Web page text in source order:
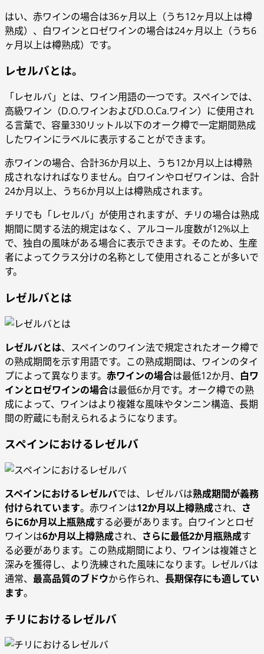
はい、赤ワインの場合は36ヶ月以上（うち12ヶ月以上は樽
熟成）、白ワインとロゼワインの場合は24ヶ月以上（うち6
ヶ月以上は樽熟成）です。
レセルバとは。
「レセルバ」とは、ワイン用語の一つです。スペインでは、
高級ワイン（D.O.ワインおよびD.O.Ca.ワイン）に使用され
る言葉で、容量330リットル以下のオーク樽で一定期間熟成
したワインにラベルに表示することができます。
赤ワインの場合、合計36か月以上、うち12か月以上は樽熟
成されなければなりません。白ワインやロゼワインは、合計
24か月以上、うち6か月以上は樽熟成されます。
チリでも「レセルバ」が使用されますが、チリの場合は熟成
期間に関する法的規定はなく、アルコール度数が12%以上
で、独自の風味がある場合に表示できます。そのため、生産
者によってクラス分けの名称として使用されることが多いで
す。
レゼルバとは
レゼルバとは、スペインのワイン法で規定されたオーク樽で
の熟成期間を示す用語です。この熟成期間は、ワインのタイ
プによって異なります。 赤ワインの場合は最低12か月、 白ワ
インとロゼワインの場合は最低6か月です。オーク樽での熟
成によって、ワインはより複雑な風味やタンニン構造、長期
間の貯蔵にも耐えられるようになります。
スペインにおけるレゼルバ
スペインにおけるレゼルバでは、レゼルバは熟成期間が義務
付けられています。赤ワインは12か月以上樽熟成され、 さ
らに6か月以上瓶熟成する必要があります。白ワインとロゼ
ワインは6か月以上樽熟成され、 さらに最低2か月瓶熟成す
る必要があります。この熟成期間により、ワインは複雑さと
深みを獲得し、より洗練された風味になります。レゼルバは
通常、 最高品質のブドウから作られ、 長期保存にも適してい
ます。
チリにおけるレゼルバ